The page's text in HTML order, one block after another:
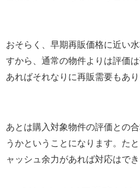
おそらく、早期再販価格に近い
すから、通常の物件よりは評価
あればそれなりに再販需要もあ
あとは購入対象物件の評価との
うかということになります。た
ャッシュ余力があれば対応はでき